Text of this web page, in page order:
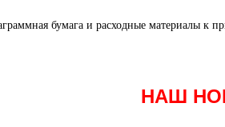
НАШ